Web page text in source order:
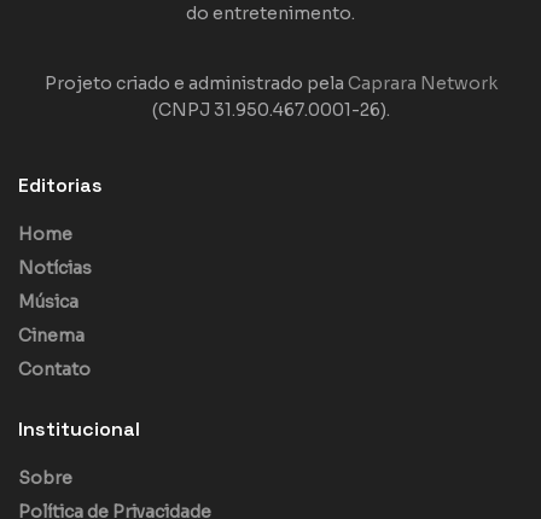
do entretenimento.
Projeto criado e administrado pela Caprara Network
(CNPJ 31.950.467.0001-26).
Editorias
Home
Notícias
Música
Cinema
Contato
Institucional
Sobre
Política de Privacidade